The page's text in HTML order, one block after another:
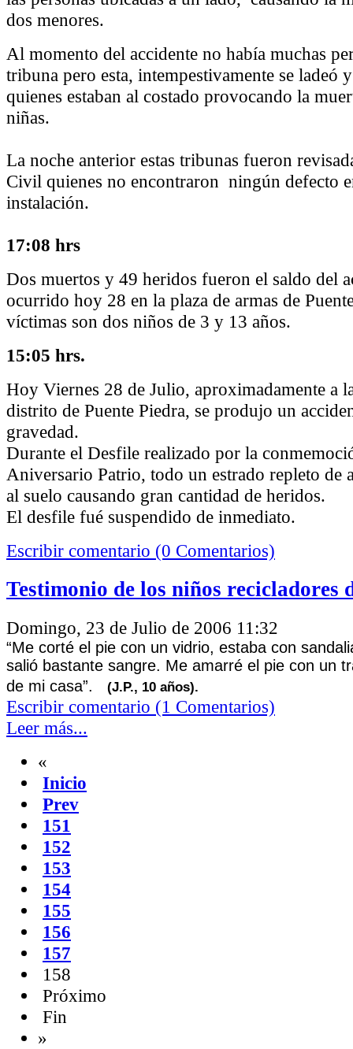
dos menores.
Al momento del accidente no había muchas
tribuna pero esta, intempestivamente se ladeó
quienes estaban al costado provocando la
niñas.
La noche anterior estas tribunas fueron
Civil quienes no encontraron ningún defecto
instalación.
17:08 hrs
Dos muertos y 49 heridos fueron el saldo del
ocurrido hoy 28 en la plaza de armas de
víctimas son dos niños de 3 y 13 años.
15:05 hrs.
Hoy Viernes 28 de Julio, aproximadamente a
distrito de Puente Piedra, se produjo un
gravedad.
Durante el Desfile realizado por la
Aniversario Patrio, todo un estrado repleto de
al suelo causando gran cantidad de heridos.
El desfile fué suspendido de inmediato.
Escribir comentario (0 Comentarios)
Testimonio de los niños recicladores
Domingo, 23 de Julio de 2006 11:32
“Me corté el pie con un vidrio, estaba con
salió bastante sangre. Me amarré el pie con un
de mi casa”.
(J.P., 10 años).
Escribir comentario (1 Comentarios)
Leer más...
«
Inicio
Prev
151
152
153
154
155
156
157
158
Próximo
Fin
»